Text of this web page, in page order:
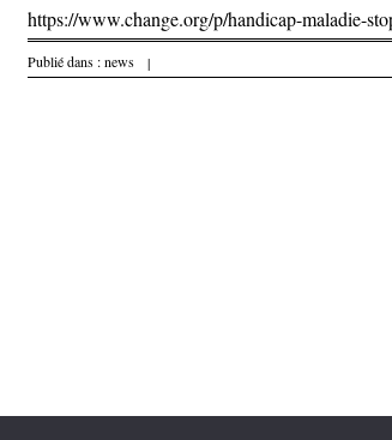
https://www.change.org/p/handicap-maladie-
Publié dans :news |